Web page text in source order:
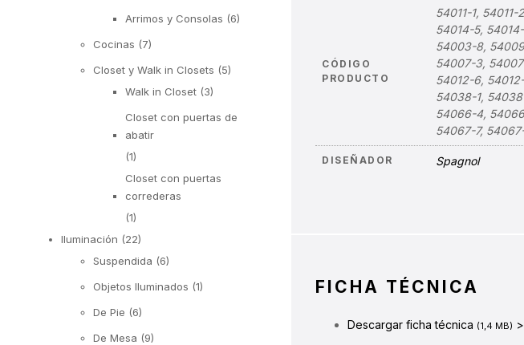
CÓDIGO
PRODUCTO
54011-1,
54014-5,
54003-8,
54007-3,
54012-6,
54038-1,
54066-4,
54067-7,
DISEÑADOR Spagnol
FICHA TÉCNICA
Descargar ficha técnica (1,4 MB) >
Arrimos y Consolas (6)
Cocinas (7)
Closet y Walk in Closets (5)
Walk in Closet (3)
Closet con puertas de
abatir
(1)
Closet con puertas
correderas
(1)
Iluminación (22)
Suspendida (6)
Objetos Iluminados (1)
De Pie (6)
De Mesa (9)